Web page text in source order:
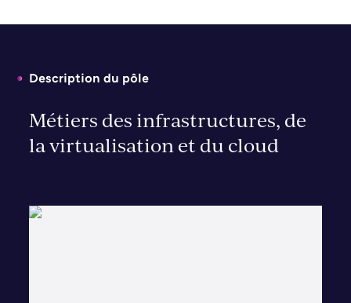
Description du pôle
Métiers des infrastructures, de
la virtualisation et du cloud